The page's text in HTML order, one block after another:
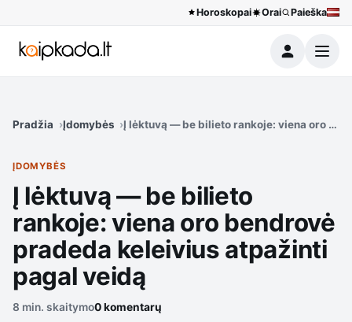
Horoskopai Orai Paieška
Meniu
Pradžia Įdomybės Į lėktuvą — be bilieto rankoje: viena oro
ĮDOMYBĖS
Į lėktuvą — be bilieto
rankoje: viena oro bendrovė
pradeda keleivius atpažinti
pagal veidą
8 min. skaitymo0 komentarų